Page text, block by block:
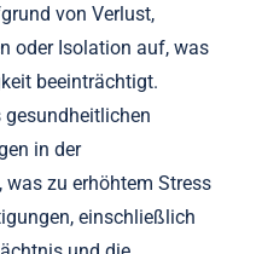
von Verlust,
oder Isolation auf, was
beeinträchtigt.
in der
zu erhöhtem Stress
einschließlich